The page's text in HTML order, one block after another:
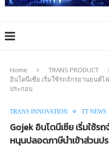
Home TRANS PRODUCT
อินโดนีเซีย เริ่มใช้รถจักรยานยนต์
ประกอบ
TRANS INNOVATION TT NEWS
Gojek อินโดนีเซีย เริ่มใช้
หนุนปลอดภาษีนำเข้าส่วนป